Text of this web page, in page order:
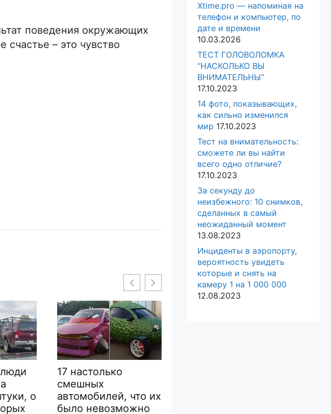
поведения окружающих
– это чувство
люди
о
17 настолько
смешных
автомобилей, что их
было невозможно
Xtime.pro — напоминая на
телефон и компьютер, по
дате и времени
10.03.2026
ТЕСТ ГОЛОВОЛОМКА
“НАСКОЛЬКО ВЫ
ВНИМАТЕЛЬНЫ”
17.10.2023
14 фото, показывающих,
как сильно изменился
мир 17.10.2023
Тест на внимательность:
сможете ли вы найти
всего одно отличие?
17.10.2023
За секунду до
неизбежного: 10 снимков,
сделанных в самый
неожиданный момент
13.08.2023
Инциденты в аэропорту,
вероятность увидеть
которые и снять на
камеру 1 на 1 000 000
12.08.2023